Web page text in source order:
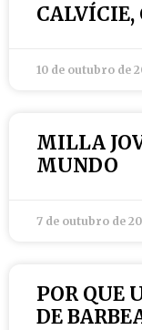
10 de outubro de
MILLA
MUNDO
7 de outubro de
POR QUE
DE